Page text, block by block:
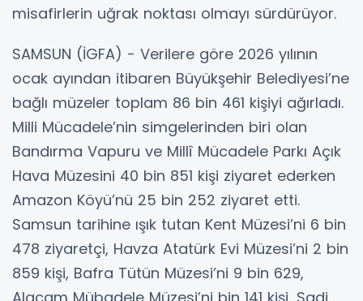
misafirlerin uğrak noktası olmayı sürdürüyor.
SAMSUN (İGFA) - Verilere göre 2026 yılının
ocak ayından itibaren Büyükşehir Belediyesi’ne
bağlı müzeler toplam 86 bin 461 kişiyi ağırladı.
Milli Mücadele’nin simgelerinden biri olan
Bandırma Vapuru ve Millî Mücadele Parkı Açık
Hava Müzesini 40 bin 851 kişi ziyaret ederken
Amazon Köyü’nü 25 bin 252 ziyaret etti.
Samsun tarihine ışık tutan Kent Müzesi’ni 6 bin
478 ziyaretçi, Havza Atatürk Evi Müzesi’ni 2 bin
859 kişi, Bafra Tütün Müzesi’ni 9 bin 629,